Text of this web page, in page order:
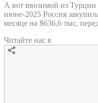
А вот ввозимой из
июне-2025 Россия
месяце на $636,6 тыс,
Читайте нас в